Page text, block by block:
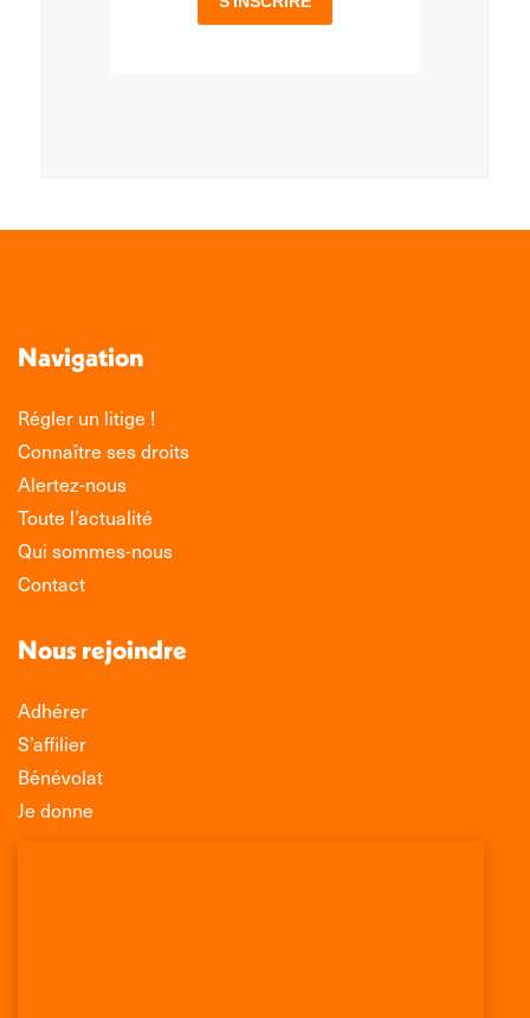
Navigation
Régler un litige !
Connaître ses droits
Alertez-nous
Toute l’actualité
Qui sommes-nous
Contact
Nous rejoindre
Adhérer
S’affilier
Bénévolat
Je donne